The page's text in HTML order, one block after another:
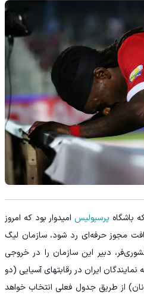
باشگاه پرسپولیس امیدوار بود که امروز
مجوز حرفه‌ای رد شود، سازمان لیگ
دبیر این سازمان را در خروجی
ایران در رقابتهای آسیایی (دو
از طریق جدول فعلی انتخاب خواهد